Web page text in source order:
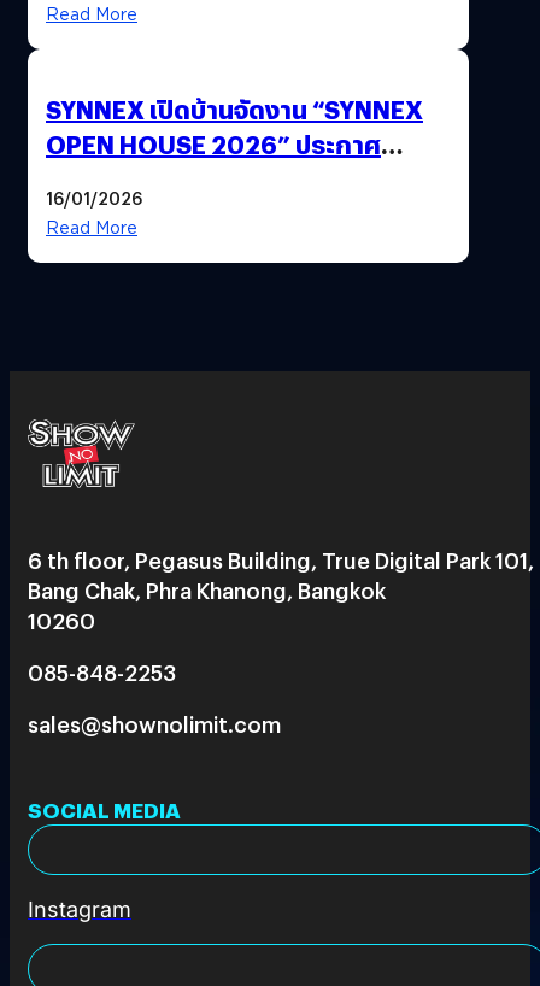
Read More
SYNNEX เปิดบ้านจัดงาน “SYNNEX
OPEN HOUSE 2026” ประกาศ
ได้ 53,000 ล้านบาท
16/01/2026
Read More
6 th floor, Pegasus Building, True Digital Park 101,
Bang Chak, Phra Khanong, Bangkok
10260
085-848-2253
sales@shownolimit.com
SOCIAL MEDIA
Instagram